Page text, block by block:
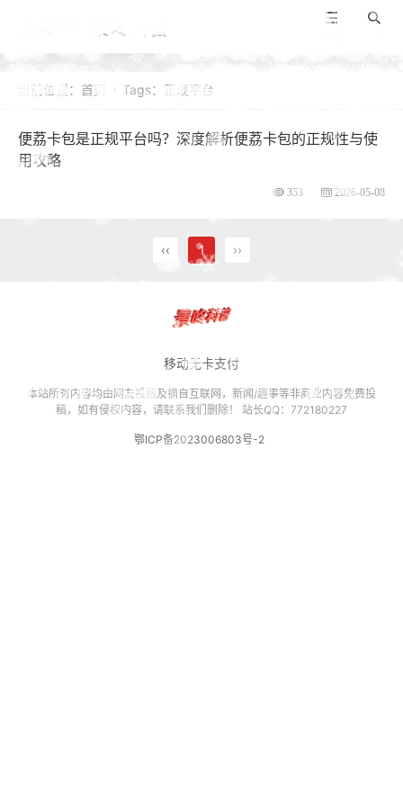
景咚科普
当前位置： 首页  Tags：正规平台
便荔卡包是正规平台吗？深度解析便荔卡包的正规性与使
用攻略
353 2026-05-08
‹‹ 1 ››
移动无卡支付
本站所有内容均由网友投稿及摘自互联网，新闻/趣事等非商业内容免费投
稿，如有侵权内容，请联系我们删除！ 站长QQ：772180227
鄂ICP备2023006803号-2